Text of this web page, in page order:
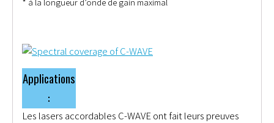
* à la longueur d’onde de gain maximal
Applications
:
Les lasers accordables C-WAVE ont fait leurs preuves